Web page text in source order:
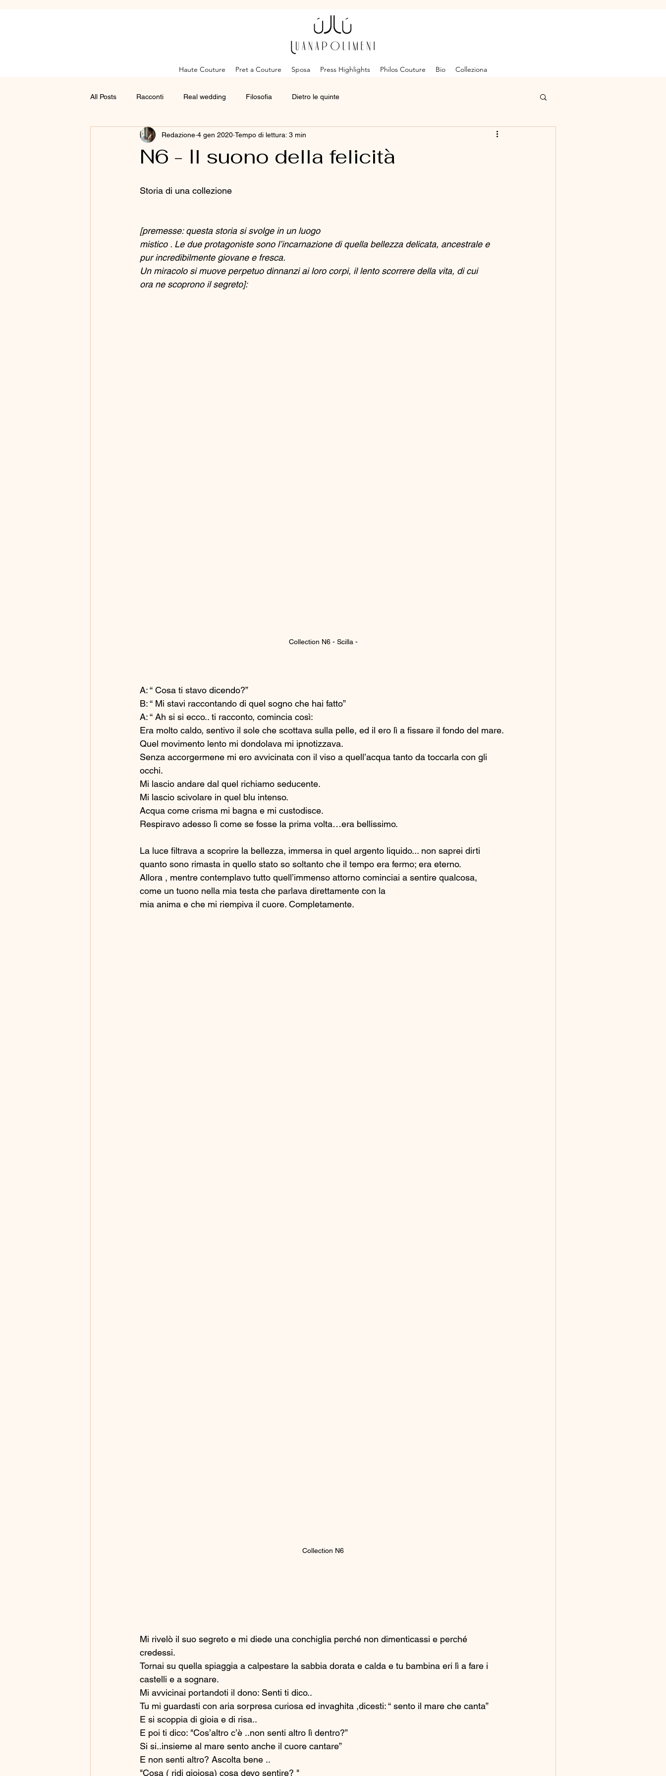
Haute Couture Pret a Couture Sposa Press Highlights Philos Couture Bio Colleziona
All Posts Racconti Real wedding Filosofia Dietro le quinte
N6 - Il suono della felicità
Redazione 4 gen 2020 Tempo di lettura: 3 min
Storia di una collezione
[premesse: questa storia si svolge in un luogo
mistico . Le due protagoniste sono l’incarnazione di quella bellezza delicata, ancestrale e
pur incredibilmente giovane e fresca.
Un miracolo si muove perpetuo dinnanzi ai loro corpi, il lento scorrere della vita, di cui
ora ne scoprono il segreto]:
Collection N6 - Scilla -
A: “ Cosa ti stavo dicendo?”
B: “ Mi stavi raccontando di quel sogno che hai fatto”
A: “ Ah si si ecco.. ti racconto, comincia così:
Era molto caldo, sentivo il sole che scottava sulla pelle, ed il ero lì a fissare il fondo del mare.
Quel movimento lento mi dondolava mi ipnotizzava.
Senza accorgermene mi ero avvicinata con il viso a quell’acqua tanto da toccarla con gli
occhi.
Mi lascio andare dal quel richiamo seducente.
Mi lascio scivolare in quel blu intenso.
Acqua come crisma mi bagna e mi custodisce.
Respiravo adesso lì come se fosse la prima volta…era bellissimo.
La luce filtrava a scoprire la bellezza, immersa in quel argento liquido... non saprei dirti
quanto sono rimasta in quello stato so soltanto che il tempo era fermo; era eterno.
Allora , mentre contemplavo tutto quell’immenso attorno cominciai a sentire qualcosa,
come un tuono nella mia testa che parlava direttamente con la
mia anima e che mi riempiva il cuore. Completamente.
Collection N6
Mi rivelò il suo segreto e mi diede una conchiglia perché non dimenticassi e perché
credessi.
Tornai su quella spiaggia a calpestare la sabbia dorata e calda e tu bambina eri lì a fare i
castelli e a sognare.
Mi avvicinai portandoti il dono: Senti ti dico..
Tu mi guardasti con aria sorpresa curiosa ed invaghita ,dicesti: “ sento il mare che canta”
E si scoppia di gioia e di risa..
E poi ti dico: "Cos’altro c’è ..non senti altro lì dentro?”
Si si..insieme al mare sento anche il cuore cantare”
E non senti altro? Ascolta bene ..
"Cosa ( ridi gioiosa) cosa devo sentire? "